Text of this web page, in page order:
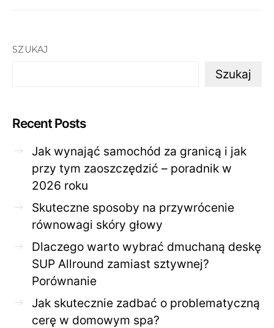
SZUKAJ
Szukaj
Recent Posts
Jak wynająć samochód za granicą i jak
przy tym zaoszczędzić – poradnik w
2026 roku
Skuteczne sposoby na przywrócenie
równowagi skóry głowy
Dlaczego warto wybrać dmuchaną deskę
SUP Allround zamiast sztywnej?
Porównanie
Jak skutecznie zadbać o problematyczną
cerę w domowym spa?